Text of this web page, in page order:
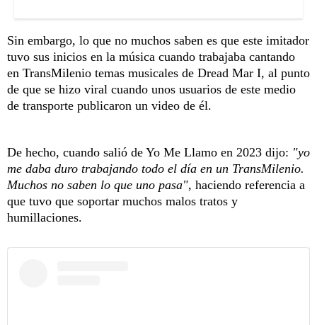
Sin embargo, lo que no muchos saben es que este imitador
tuvo sus inicios en la música cuando trabajaba cantando
en TransMilenio temas musicales de Dread Mar I, al punto
de que se hizo viral cuando unos usuarios de este medio
de transporte publicaron un video de él.
De hecho, cuando salió de Yo Me Llamo en 2023 dijo: "yo
me daba duro trabajando todo el día en un TransMilenio.
Muchos no saben lo que uno pasa", haciendo referencia a
que tuvo que soportar muchos malos tratos y
humillaciones.